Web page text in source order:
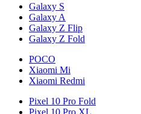
Galaxy S
Galaxy A
Galaxy Z Flip
Galaxy Z Fold
POCO
Xiaomi Mi
Xiaomi Redmi
Pixel 10 Pro Fold
Pixel 10 Pro XL